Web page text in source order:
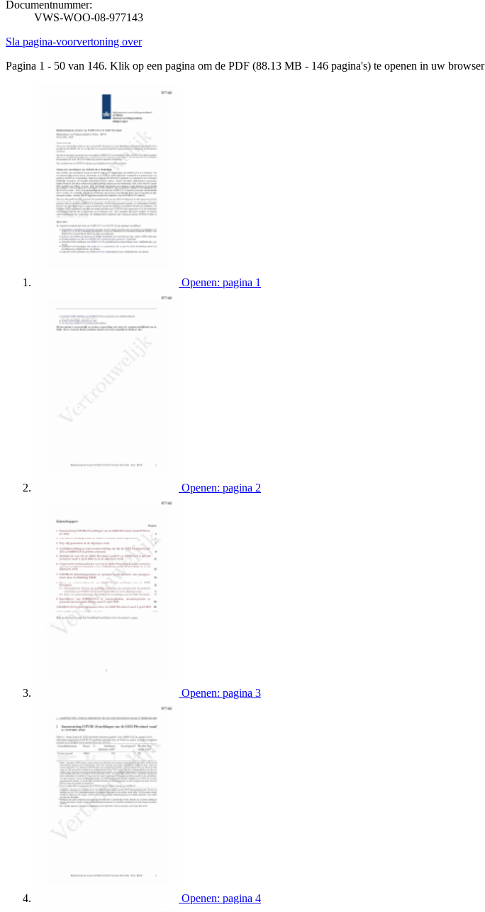
Documentnummer:
VWS-WOO-08-977143
Sla pagina-voorvertoning over
Pagina 1 - 50 van 146. Klik op een pagina om de PDF (88.13 MB - 146 pagina's) te openen in uw browser
Openen: pagina 1
Openen: pagina 2
Openen: pagina 3
Openen: pagina 4